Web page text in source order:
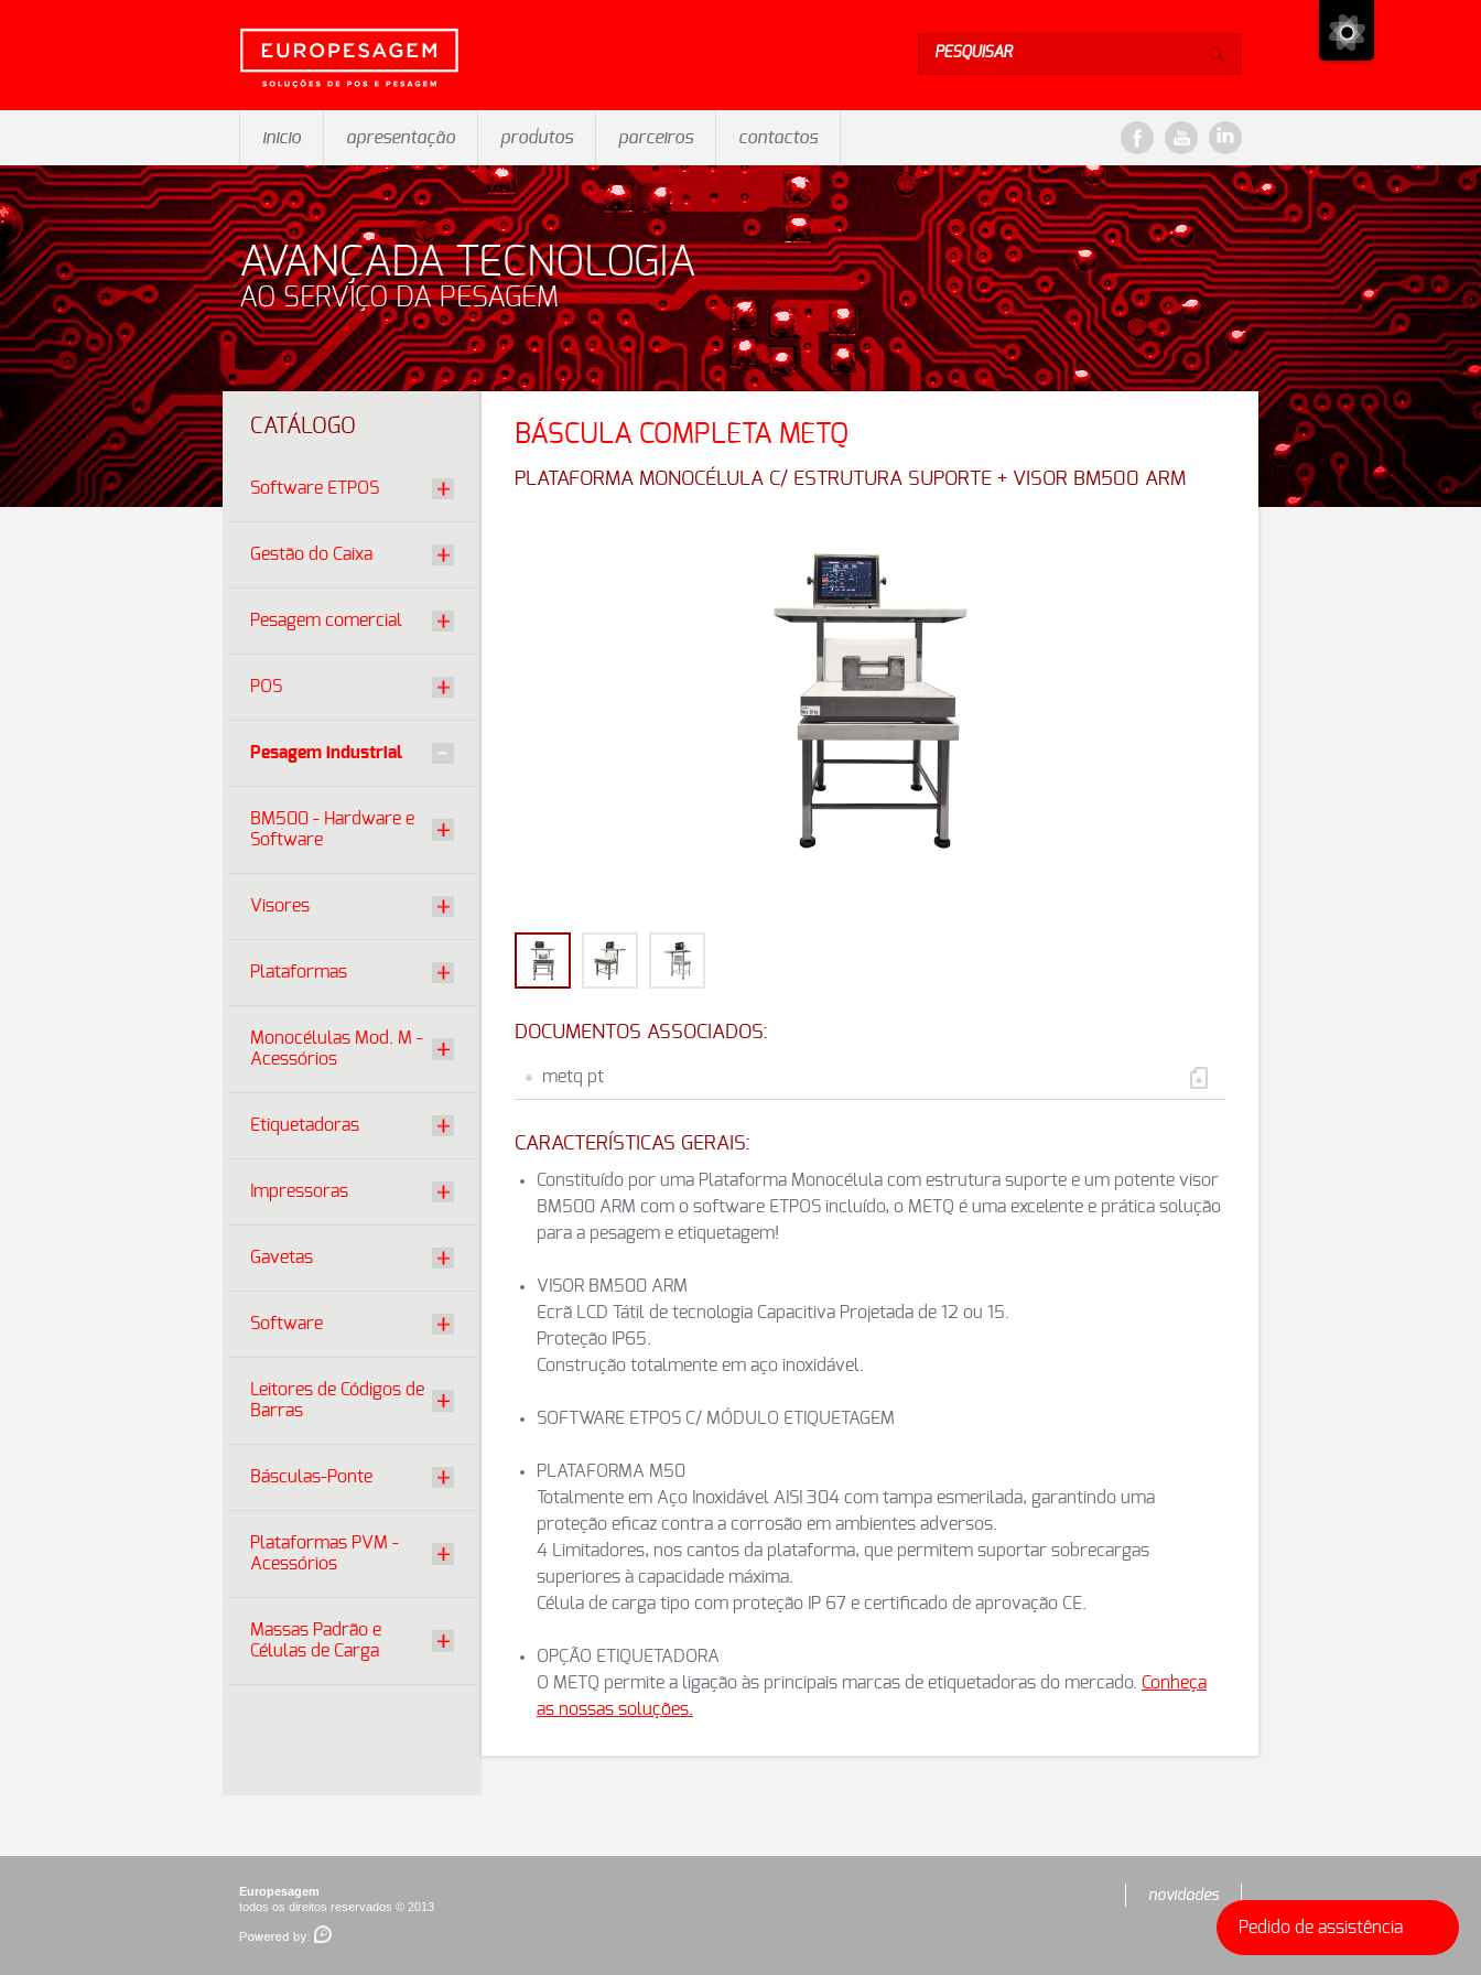
inicio apresentação produtos parceiros contactos
PESQUISAR
AVANÇADA TECNOLOGIA
AO SERVIÇO DA PESAGEM
CATÁLOGO
Software ETPOS
Gestão do Caixa
Pesagem comercial
POS
Pesagem industrial
BM500 - Hardware e
Software
Visores
Plataformas
Monocélulas Mod. M -
Acessórios
Etiquetadoras
Impressoras
Gavetas
Software
Leitores de Códigos de
Barras
Básculas-Ponte
Plataformas PVM -
Acessórios
Massas Padrão e
Células de Carga
BÁSCULA COMPLETA METQ
PLATAFORMA MONOCÉLULA C/ ESTRUTURA SUPORTE + VISOR BM500 ARM
DOCUMENTOS ASSOCIADOS:
metq pt
CARACTERÍSTICAS GERAIS:
Constituído por uma Plataforma Monocélula com estrutura suporte e um potente visor
BM500 ARM com o software ETPOS incluído, o METQ é uma excelente e prática solução
para a pesagem e etiquetagem!
VISOR BM500 ARM
Ecrã LCD Tátil de tecnologia Capacitiva Projetada de 12 ou 15.
Proteção IP65.
Construção totalmente em aço inoxidável.
SOFTWARE ETPOS C/ MÓDULO ETIQUETAGEM
PLATAFORMA M50
Totalmente em Aço Inoxidável AISI 304 com tampa esmerilada, garantindo uma
proteção eficaz contra a corrosão em ambientes adversos.
4 Limitadores, nos cantos da plataforma, que permitem suportar sobrecargas
superiores à capacidade máxima.
Célula de carga tipo com proteção IP 67 e certificado de aprovação CE.
OPÇÃO ETIQUETADORA
O METQ permite a ligação às principais marcas de etiquetadoras do mercado. Conheça
as nossas soluções.
Europesagem
todos os direitos reservados © 2013
novidades
Pedido de assistência